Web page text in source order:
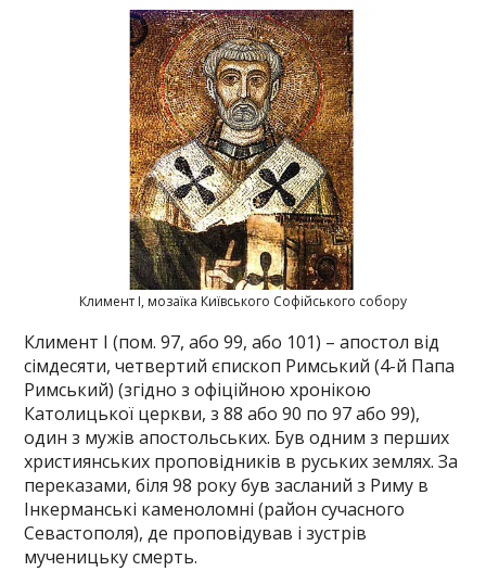
Климент І, мозаїка Київського Софійського собору
Климент І (пом. 97, або 99, або 101) – апостол від
сімдесяти, четвертий єпископ Римський (4-й Папа
Римський) (згідно з офіційною хронікою
Католицької церкви, з 88 або 90 по 97 або 99),
один з мужів апостольських. Був одним з перших
християнських проповідників в руських землях. За
переказами, біля 98 року був засланий з Риму в
Інкерманські каменоломні (район сучасного
Севастополя), де проповідував і зустрів
мученицьку смерть.